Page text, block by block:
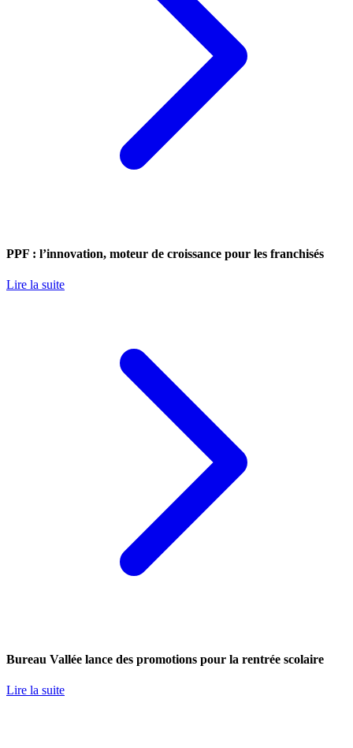
PPF : l’innovation, moteur de croissance pour les franchisés
Lire la suite
Bureau Vallée lance des promotions pour la rentrée scolaire
Lire la suite